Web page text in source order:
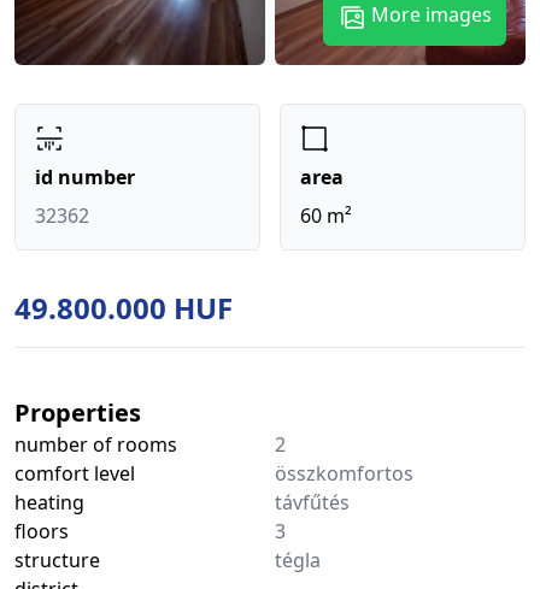
More images
id number
32362
area
60 m²
49.800.000 HUF
Properties
number of rooms
2
comfort level
összkomfortos
heating
távfűtés
floors
3
structure
tégla